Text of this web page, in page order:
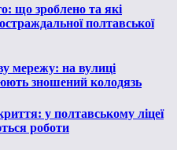
що зроблено та які
полтавської
мережу: на вулиці
зношений колодязь
у полтавському ліцеї
роботи